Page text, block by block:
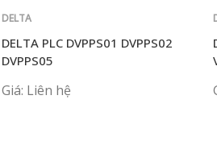
DELTA
DELTA PLC DVPPS01 DVPPS02
DVPPS05
Giá: Liên hệ